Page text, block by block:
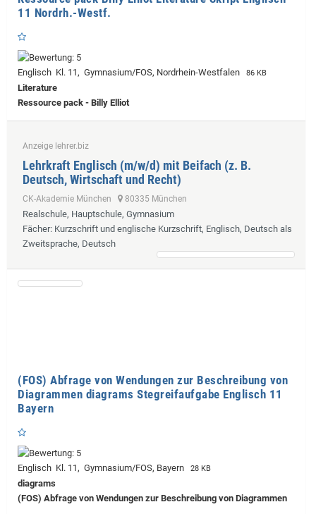
11 Nordrh.-Westf.
Englisch Kl. 11, Gymnasium/FOS, Nordrhein-Westfalen 86 KB
Literature
Ressource pack - Billy Elliot
Anzeige lehrer.biz
Lehrkraft Englisch (m/w/d) mit Beifach (z. B.
Deutsch, Wirtschaft und Recht)
CK-Akademie München 80335 München
Realschule, Hauptschule, Gymnasium
Fächer: Kurzschrift und englische Kurzschrift, Englisch, Deutsch als
Zweitsprache, Deutsch
(FOS) Abfrage von Wendungen zur Beschreibung von
Diagrammen diagrams Stegreifaufgabe Englisch 11
Bayern
Englisch Kl. 11, Gymnasium/FOS, Bayern 28 KB
diagrams
(FOS) Abfrage von Wendungen zur Beschreibung von Diagrammen